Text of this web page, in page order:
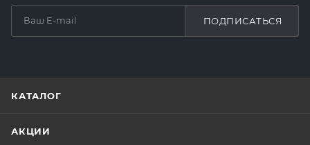
ПОДПИСАТЬСЯ
КАТАЛОГ
АКЦИИ